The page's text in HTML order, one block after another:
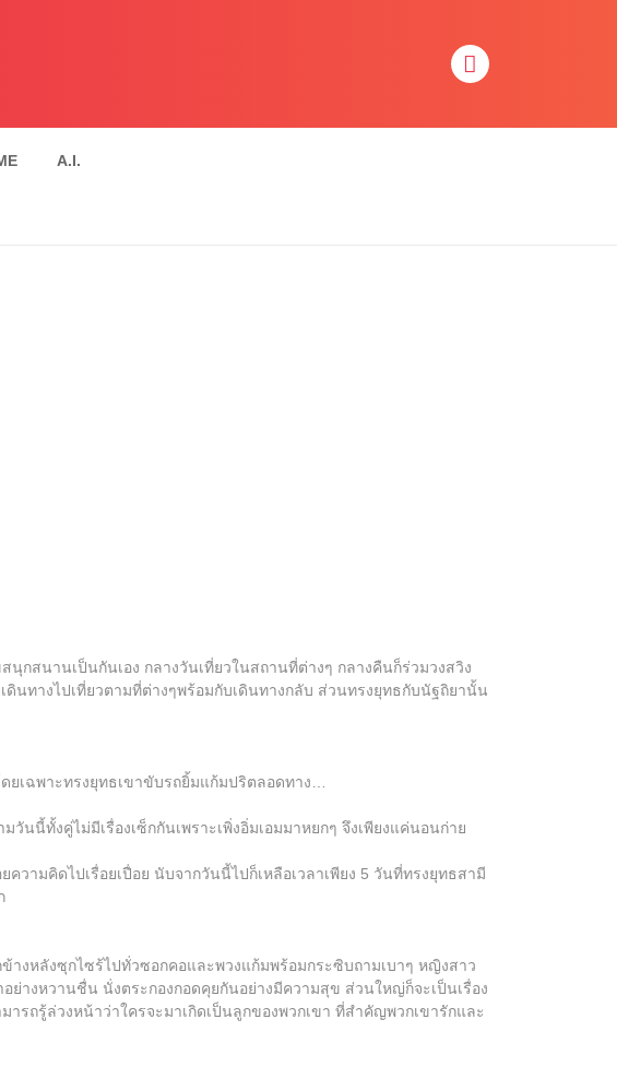
A.I.
กสนานเป็นกันเอง กลางวันเที่ยวในสถานที่ต่างๆ กลางคืนก็ร่วมวงสวิง
นทางไปเที่ยวตามที่ต่างๆพร้อมกับเดินทางกลับ ส่วนทรงยุทธกับนัฐถิยานั้น
เฉพาะทรงยุทธเขาขับรถยิ้มแก้มปริตลอดทาง…
นี้ทั้งคู่ไม่มีเรื่องเซ็กกันเพราะเพิ่งอิ่มเอมมาหยกๆ จึงเพียงแค่นอนก่าย
ามคิดไปเรื่อยเปื่อย นับจากวันนี้ไปก็เหลือเวลาเพียง 5 วันที่ทรงยุทธสามี
ข้างหลังซุกไซร้ไปทั่วซอกคอและพวงแก้มพร้อมกระซิบถามเบาๆ หญิงสาว
างหวานชื่น นั่งตระกองกอดคุยกันอย่างมีความสุข ส่วนใหญ่ก็จะเป็นเรื่อง
ารถรู้ล่วงหน้าว่าใครจะมาเกิดเป็นลูกของพวกเขา ที่สำคัญพวกเขารักและ